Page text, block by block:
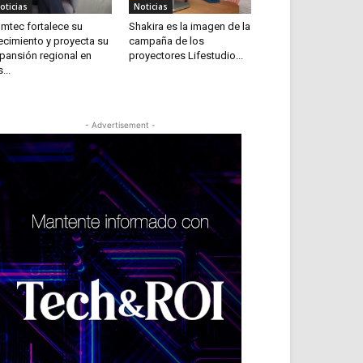
fortalece su
y proyecta su
regional en
Noticias
Shakira es la imagen de la
campaña de los
proyectores Lifestudio...
- Advertisement -